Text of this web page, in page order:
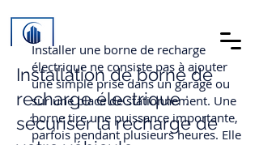
Installation de borne de
recharge électrique :
sécuriser la recharge de
Installer une borne de recharge
électrique ne consiste pas à ajouter
une simple prise dans un garage ou
sur une place de stationnement. Une
borne tire une puissance importante,
parfois pendant plusieurs heures. Elle